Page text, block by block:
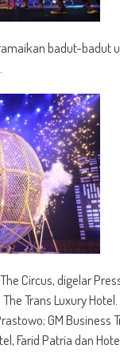
badut-badut
Circus, digelar
Trans Luxury
GM Business
Farid Patria dan